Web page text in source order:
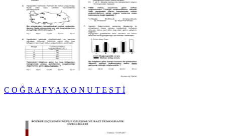
C O Ğ R A F Y A K O N U T E S T İ